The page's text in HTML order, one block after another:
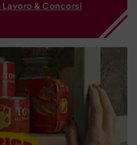
& Concorsi